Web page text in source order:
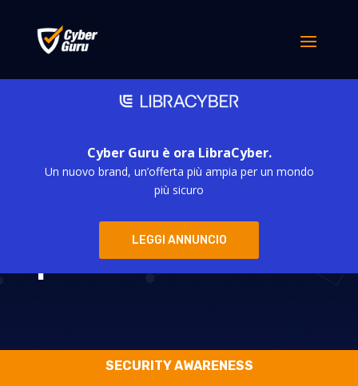
Cyber Guru è ora LibraCyber.
Un nuovo brand, un’offerta più ampia per un mondo
più sicuro
LEGGI ANNUNCIO
Contro il
phishing serve
più formazione
SECURITY AWARENESS